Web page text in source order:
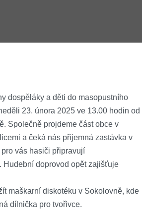
dospěláky a děti do masopustního
23. února 2025 ve 13.00 hodin od
Společně projdeme část obce v
a čeká nás příjemná zastávka v
vás hasiči připravují
Hudební doprovod opět zajišťuje
maškarní diskotéku v Sokolovně, kde
dílnička pro tvořivce.